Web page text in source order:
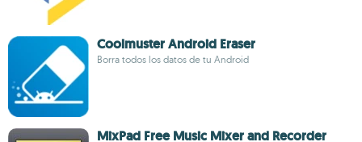
Coolmuster Android Eraser
Borra todos los datos de tu Android
MixPad Free Music Mixer and Recorder